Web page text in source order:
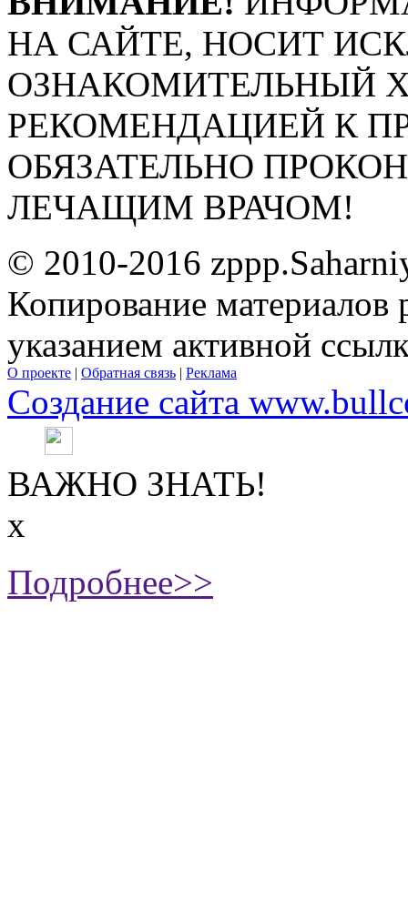
НА САЙТЕ, НОСИТ
ОЗНАКОМИТЕЛЬНЫЙ
РЕКОМЕНДАЦИЕЙ К
ОБЯЗАТЕЛЬНО
ЛЕЧАЩИМ ВРАЧОМ!
© 2010-2016
Копирование материалов
указанием активной
О проекте | Обратная связь | Реклама
Создание сайта
ВАЖНО ЗНАТЬ!
х
Подробнее>>